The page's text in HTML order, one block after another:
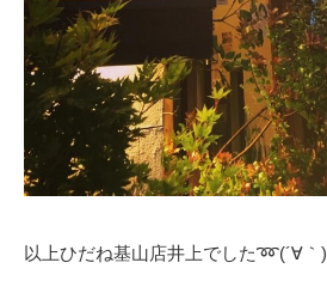
以上ひだね基山店井上でした➿(´∀｀)